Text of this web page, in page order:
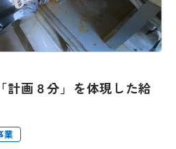
計画８分」を体現した給
業